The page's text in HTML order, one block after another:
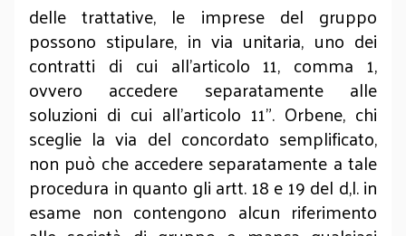
delle trattative, le imprese del gruppo
possono stipulare, in via unitaria, uno dei
contratti di cui all'articolo 11, comma 1,
ovvero accedere separatamente alle
soluzioni di cui all'articolo 11”. Orbene, chi
sceglie la via del concordato semplificato,
non può che accedere separatamente a tale
procedura in quanto gli artt. 18 e 19 del d,l. in
esame non contengono alcun riferimento